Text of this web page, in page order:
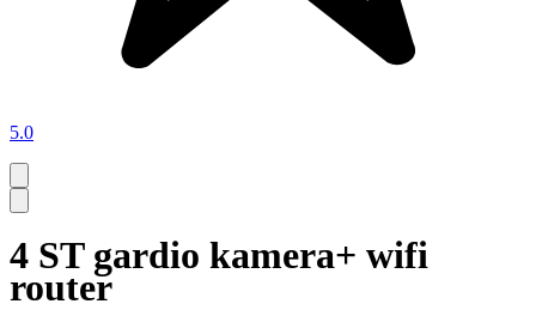
5.0
4 ST gardio kamera+ wifi
router